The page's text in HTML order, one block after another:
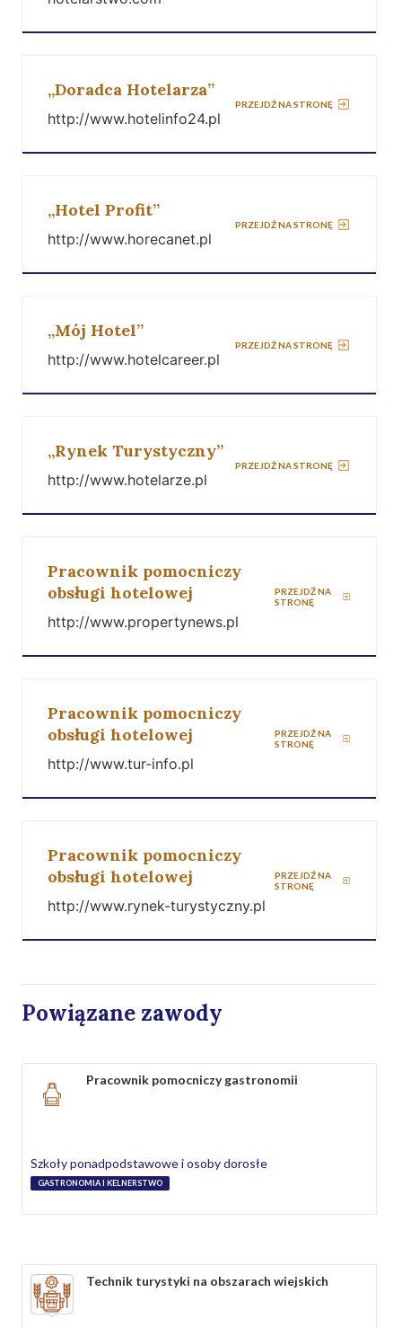
„Doradca Hotelarza”
http://www.hotelinfo24.pl
PRZEJDŹ NA STRONĘ
„Hotel Profit”
http://www.horecanet.pl
PRZEJDŹ NA STRONĘ
„Mój Hotel”
http://www.hotelcareer.pl
PRZEJDŹ NA STRONĘ
„Rynek Turystyczny”
http://www.hotelarze.pl
PRZEJDŹ NA STRONĘ
Pracownik pomocniczy
obsługi hotelowej
http://www.propertynews.pl
PRZEJDŹ NA
STRONĘ
Pracownik pomocniczy
obsługi hotelowej
http://www.tur-info.pl
PRZEJDŹ NA
STRONĘ
Pracownik pomocniczy
obsługi hotelowej
http://www.rynek-turystyczny.pl
PRZEJDŹ NA
STRONĘ
Powiązane zawody
Pracownik pomocniczy gastronomii
Szkoły ponadpodstawowe i osoby dorosłe
GASTRONOMIA I KELNERSTWO
Technik turystyki na obszarach wiejskich